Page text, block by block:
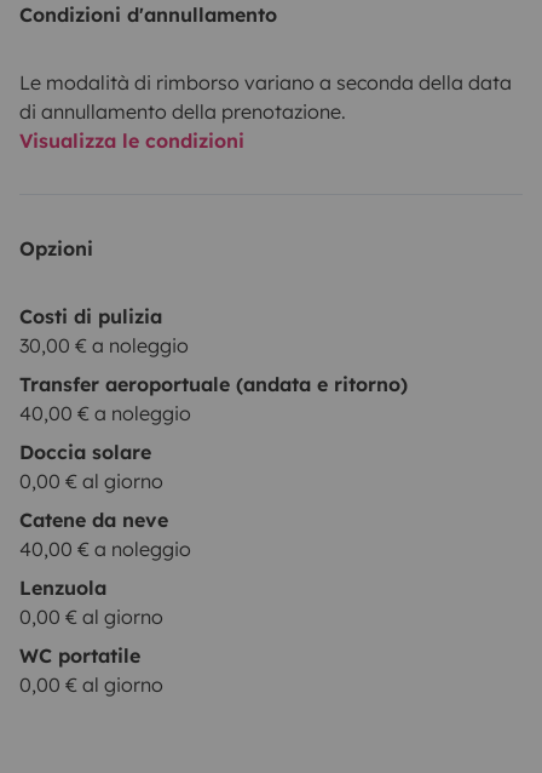
Condizioni d'annullamento
Le modalità di rimborso variano a seconda della data
di annullamento della prenotazione.
Visualizza le condizioni
Opzioni
Costi di pulizia
30,00 € a noleggio
Transfer aeroportuale (andata e ritorno)
40,00 € a noleggio
Doccia solare
0,00 € al giorno
Catene da neve
40,00 € a noleggio
Lenzuola
0,00 € al giorno
WC portatile
0,00 € al giorno